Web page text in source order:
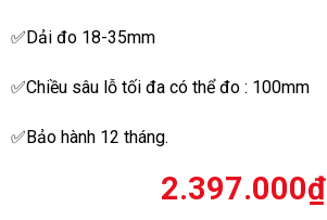
✅Dải đo 18-35mm
✅Chiều sâu lỗ tối đa có thể đo : 100mm
✅Bảo hành 12 tháng.
2.397.000₫